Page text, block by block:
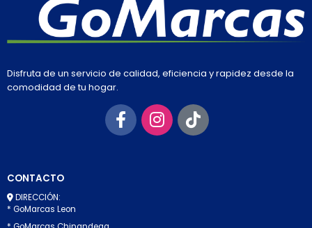
Disfruta de un servicio de calidad, eficiencia y rapidez desde la
comodidad de tu hogar.
CONTACTO
DIRECCIÓN:
* GoMarcas Leon